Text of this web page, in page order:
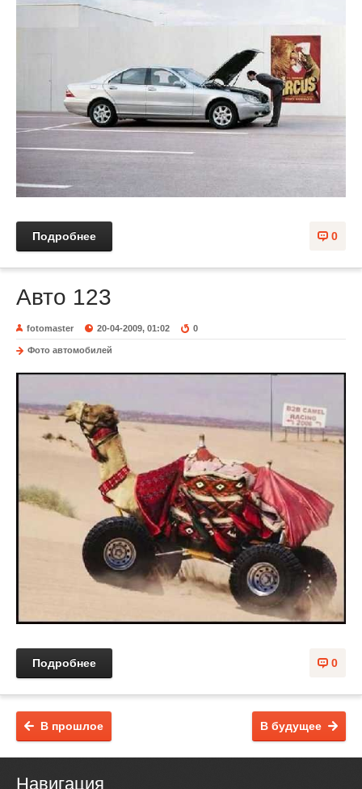
0
Подробнее
Авто 123
fotomaster 20-04-2009, 01:02 0
Фото автомобилей
0
Подробнее
В будущее
В прошлое
Навигация